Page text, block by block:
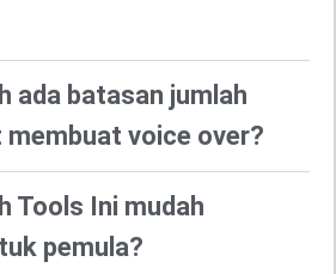
ada batasan jumlah
voice over?
Tools Ini mudah
pemula?